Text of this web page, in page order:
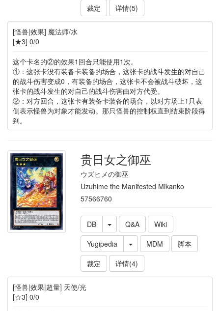
裁定 详情(5)
[怪兽|效果] 魔法师/水
[★3] 0/0
这个卡名的②的效果1回合只能使用1次。
①：这张卡没有装备卡装备的场合，这张卡的战斗发生的对自己
的战斗伤害变成0，有装备的场合，这张卡不会被战斗破坏，这
张卡的战斗发生的对自己的战斗伤害由对方代受。
②：对方回合，这张卡有装备卡装备的场合，以对方场上1只表
侧表示怪兽为对象才能发动。那只怪兽的控制权直到结束阶段得
到。
贵日女之御巫
ウズヒメの御巫
Uzuhime the Manifested Mikanko
57566760
DB Q&A
Wiki
Yugipedia
MDM
脚本
裁定
详情(4)
[怪兽|效果|超量] 天使/光
[☆3] 0/0